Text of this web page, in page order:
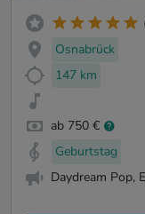
Osnabrück
147 km
ab 750 €
Geburtstag
Daydream Pop,